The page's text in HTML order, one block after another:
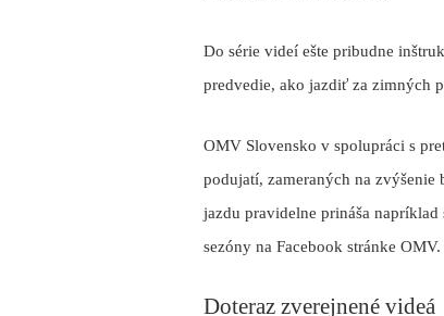
Do série videí ešte pribudne
predvedie, ako jazdiť za zimných
OMV Slovensko v spolupráci s
podujatí, zameraných na zvýšenie
jazdu pravidelne prináša
sezóny na Facebook stránke OMV.
Doteraz zverejnené videá